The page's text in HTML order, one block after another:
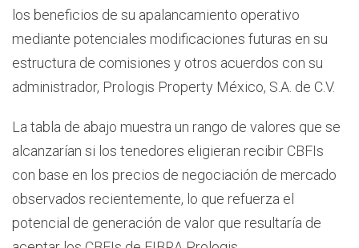
los beneficios de su apalancamiento operativo
mediante potenciales modificaciones futuras en su
estructura de comisiones y otros acuerdos con su
administrador, Prologis Property México, S.A. de C.V.
La tabla de abajo muestra un rango de valores que se
alcanzarían si los tenedores eligieran recibir CBFIs
con base en los precios de negociación de mercado
observados recientemente, lo que refuerza el
potencial de generación de valor que resultaría de